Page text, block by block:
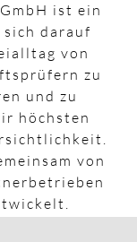
ist ein
darauf
von
zu
und zu
höchsten
von